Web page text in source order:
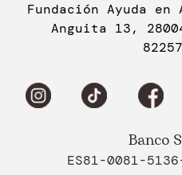
Fundación Ayuda
Anguita 13,
Banco
ES81-0081-